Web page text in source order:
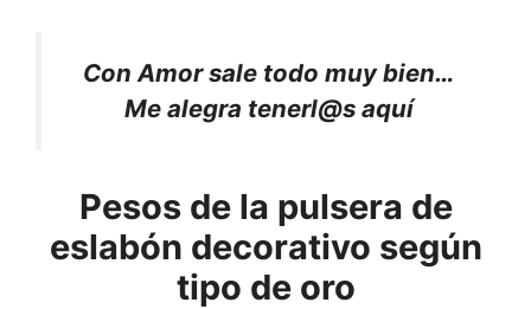
Con Amor sale todo muy bien…
Me alegra tenerl@s aquí
Pesos de la pulsera de
eslabón decorativo según
tipo de oro